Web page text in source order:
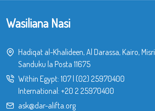
Wasiliana Nasi
Hadiqat al-Khalideen, Al Darassa, Kairo, Misri.
Sanduku la Posta 11675
Within Egypt: 107| (02) 25970400
International: +20 2 25970400
ask@dar-alifta.org